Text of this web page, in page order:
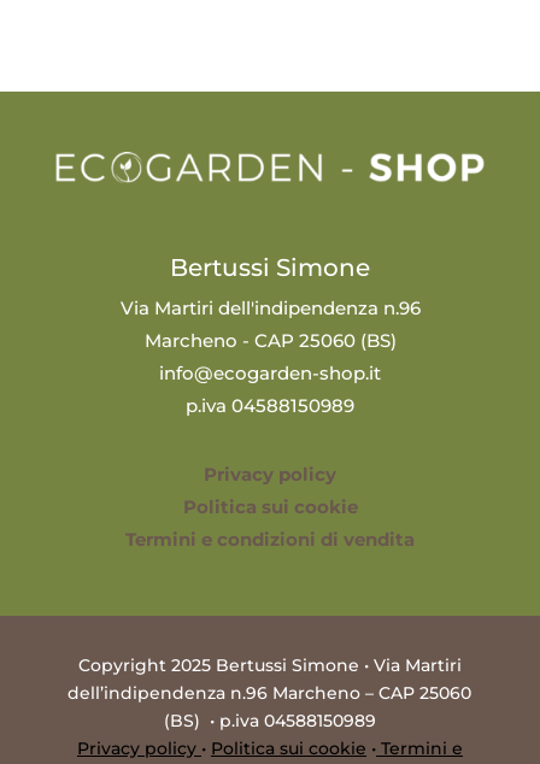
Bertussi Simone
Via Martiri dell'indipendenza n.96
Marcheno - CAP 25060 (BS)
info@ecogarden-shop.it
p.iva 04588150989
Privacy policy
Politica sui cookie
Termini e condizioni di vendita
Copyright 2025 Bertussi Simone • Via Martiri
dell’indipendenza n.96 Marcheno – CAP 25060
(BS) • p.iva 04588150989
Privacy policy • Politica sui cookie •Termini e